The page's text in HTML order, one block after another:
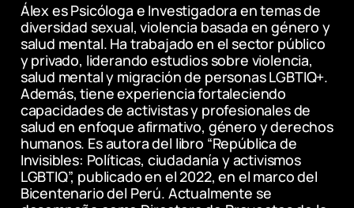
Álex es Psicóloga e Investigadora en temas de
diversidad sexual, violencia basada en género y
salud mental. Ha trabajado en el sector público
y privado, liderando estudios sobre violencia,
salud mental y migración de personas LGBTIQ+.
Además, tiene experiencia fortaleciendo
capacidades de activistas y profesionales de
salud en enfoque afirmativo, género y derechos
humanos. Es autora del libro “República de
Invisibles: Políticas, ciudadanía y activismos
LGBTIQ”, publicado en el 2022, en el marco del
Bicentenario del Perú. Actualmente se